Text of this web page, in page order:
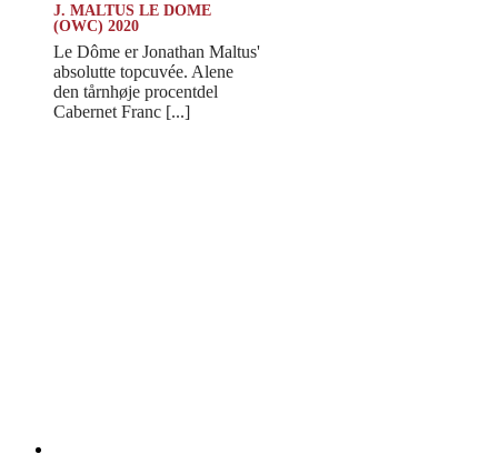
J. MALTUS LE DOME
(OWC) 2020
Le Dôme er Jonathan Maltus'
absolutte topcuvée. Alene
den tårnhøje procentdel
Cabernet Franc [...]